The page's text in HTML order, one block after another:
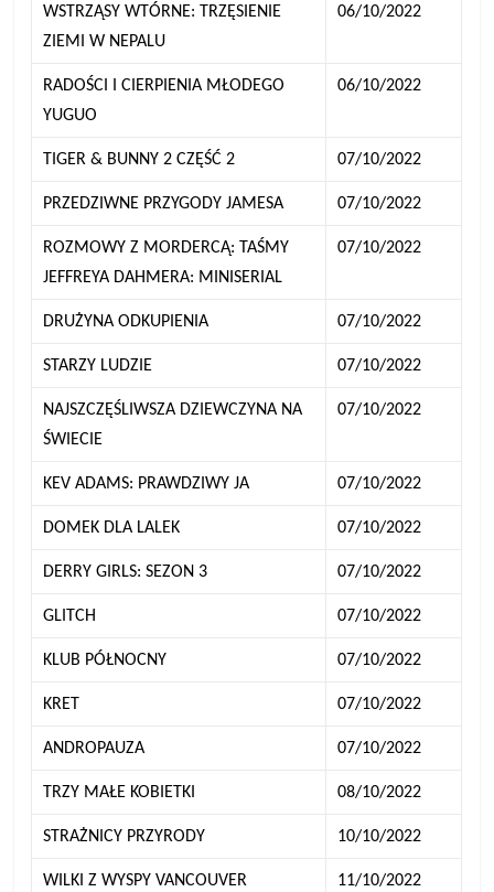
WSTRZĄSY WTÓRNE: TRZĘSIENIE
ZIEMI W NEPALU
06/10/2022
RADOŚCI I CIERPIENIA MŁODEGO
YUGUO
06/10/2022
TIGER & BUNNY 2 CZĘŚĆ 2 07/10/2022
PRZEDZIWNE PRZYGODY JAMESA 07/10/2022
ROZMOWY Z MORDERCĄ: TAŚMY
JEFFREYA DAHMERA: MINISERIAL
07/10/2022
DRUŻYNA ODKUPIENIA 07/10/2022
STARZY LUDZIE 07/10/2022
NAJSZCZĘŚLIWSZA DZIEWCZYNA NA
ŚWIECIE
07/10/2022
KEV ADAMS: PRAWDZIWY JA 07/10/2022
DOMEK DLA LALEK 07/10/2022
DERRY GIRLS: SEZON 3 07/10/2022
GLITCH 07/10/2022
KLUB PÓŁNOCNY 07/10/2022
KRET 07/10/2022
ANDROPAUZA 07/10/2022
TRZY MAŁE KOBIETKI 08/10/2022
STRAŻNICY PRZYRODY 10/10/2022
WILKI Z WYSPY VANCOUVER 11/10/2022